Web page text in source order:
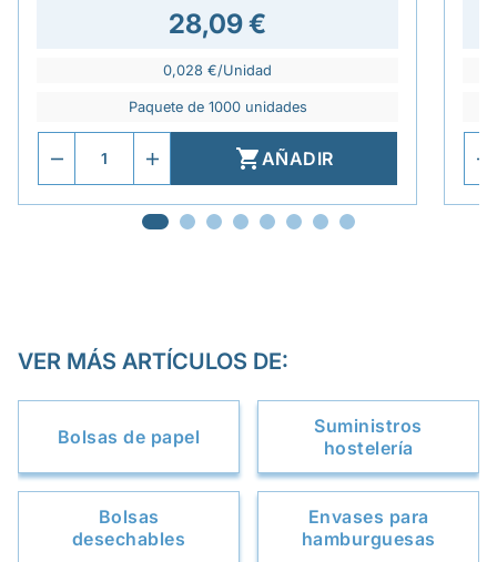
28,09 €
0,028 €/Unidad
Paquete de 1000 unidades
AÑADIR
VER MÁS ARTÍCULOS DE:
Bolsas de papel
Suministros
hostelería
Bolsas
desechables
Envases para
hamburguesas